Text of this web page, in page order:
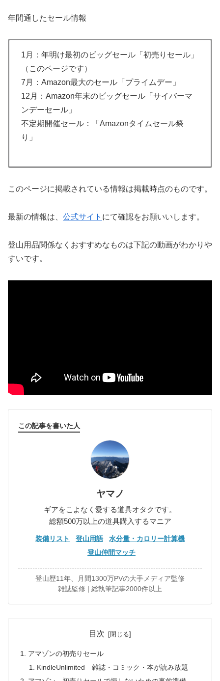
年間通したセール情報
1月：年明け最初のビッグセール「初売りセール」
（このページです）
7月：Amazon最大のセール「プライムデー」
12月：Amazon年末のビッグセール「サイバーマ
ンデーセール」
不定期開催セール：「Amazonタイムセール祭
り」
このページに掲載されている情報は掲載時点のものです。
最新の情報は、 公式サイト にて確認をお願いいします。
登山用品関係なくおすすめなものは下記の動画がわかりや
すいです。
この記事を書いた人
ヤマノ
ギアをこよなく愛する道具オタクです。
総額500万以上の道具購入するマニア
装備リスト 登山用語
水分量・カロリー計算機
登山仲間マッチ
登山歴11年、月間1300万PVの大手メディア監修
雑誌監修 | 総執筆記事2000件以上
目次
アマゾンの初売りセール
KindleUnlimited 雑誌・コミック・本が読み放題